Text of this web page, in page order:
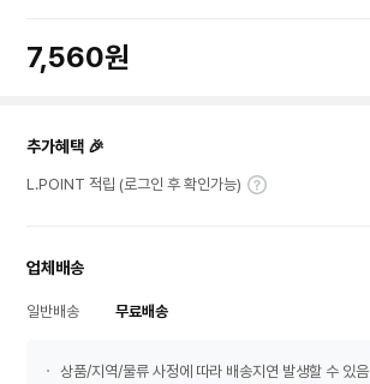
7,560원
추가혜택 🎉
L.POINT 적립 (로그인 후 확인가능)
업체배송
일반배송 무료배송
상품/지역/물류 사정에 따라 배송지연 발생할 수 있음